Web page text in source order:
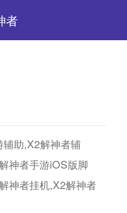
者
助,X2解神者辅
神者手游iOS版脚
神者挂机,X2解神者